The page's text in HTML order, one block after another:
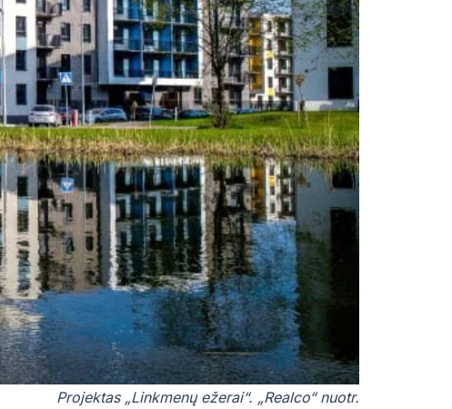
Projektas „Linkmenų ežerai“. „Realco“ nuotr.